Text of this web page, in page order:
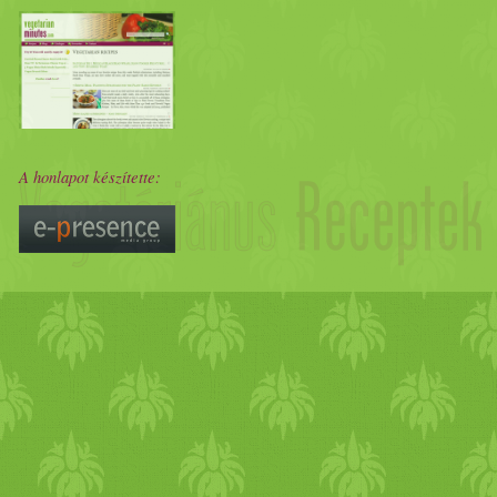
mindent, de nem sok jót.
romlott hús, nem
tisztítatlan belek), csontok
telepeken meghalt állatok
adalékanyagokkal
halálos
nem érdekel, ha valaki
Nyilván van, akinek ennél
A honlapot készítette: